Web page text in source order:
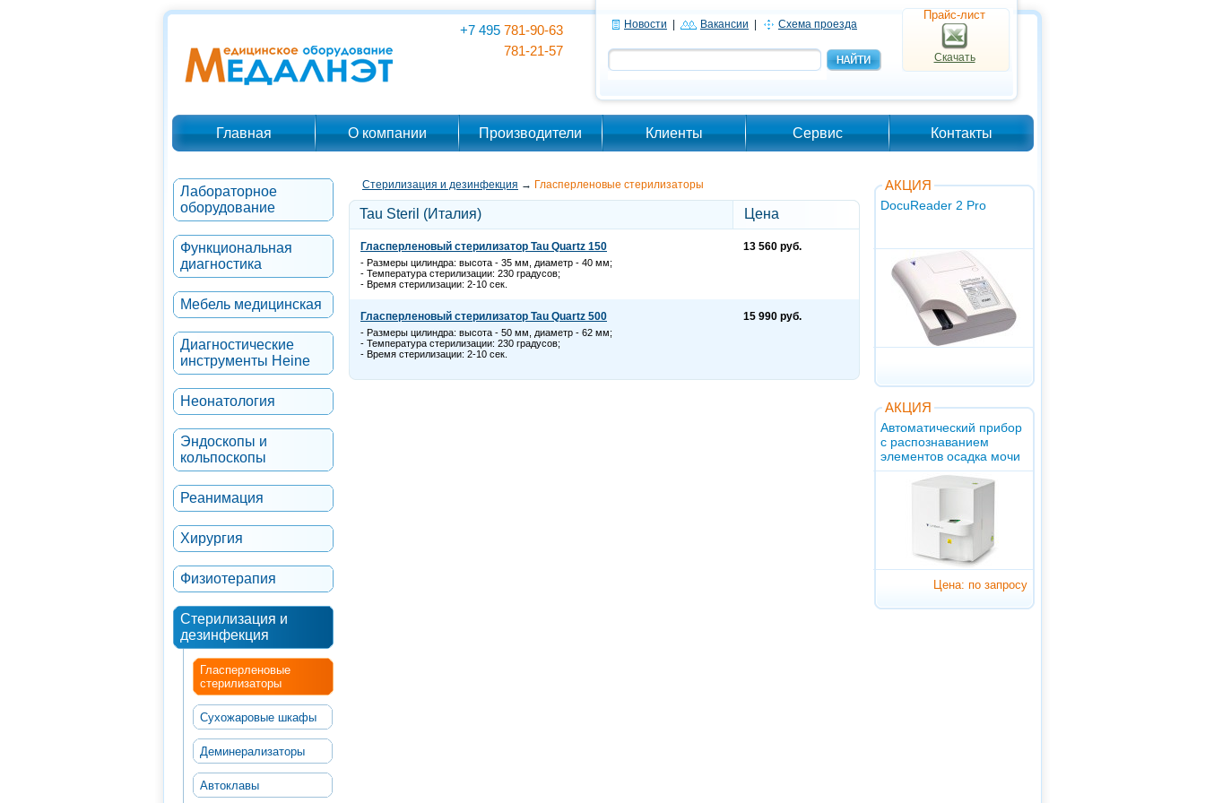
+7 495 781-90-63
781-21-57
Новости Вакансии Схема проезда
Прайс-лист
Скачать
Главная О компании Производители Клиенты Сервис Контакты
Лабораторное
оборудование
Функциональная
диагностика
Мебель медицинская
Диагностические
инструменты Heine
Неонатология
Эндоскопы и
кольпоскопы
Реанимация
Хирургия
Физиотерапия
Стерилизация и
дезинфекция
Гласперленовые
стерилизаторы
Сухожаровые шкафы
Деминерализаторы
Автоклавы
Стерилизация и дезинфекция → Гласперленовые стерилизаторы
Tau Steril (Италия) Цена
Гласперленовый стерилизатор Tau Quartz 150
- Размеры цилиндра: высота - 35 мм, диаметр - 40 мм;
- Температура стерилизации: 230 градусов;
- Время стерилизации: 2-10 сек.
13 560 руб.
Гласперленовый стерилизатор Tau Quartz 500
- Размеры цилиндра: высота - 50 мм, диаметр - 62 мм;
- Температура стерилизации: 230 градусов;
- Время стерилизации: 2-10 сек.
15 990 руб.
АКЦИЯ
DocuReader 2 Pro
АКЦИЯ
Автоматический прибор
с распознаванием
элементов осадка мочи
Цена: по запросу